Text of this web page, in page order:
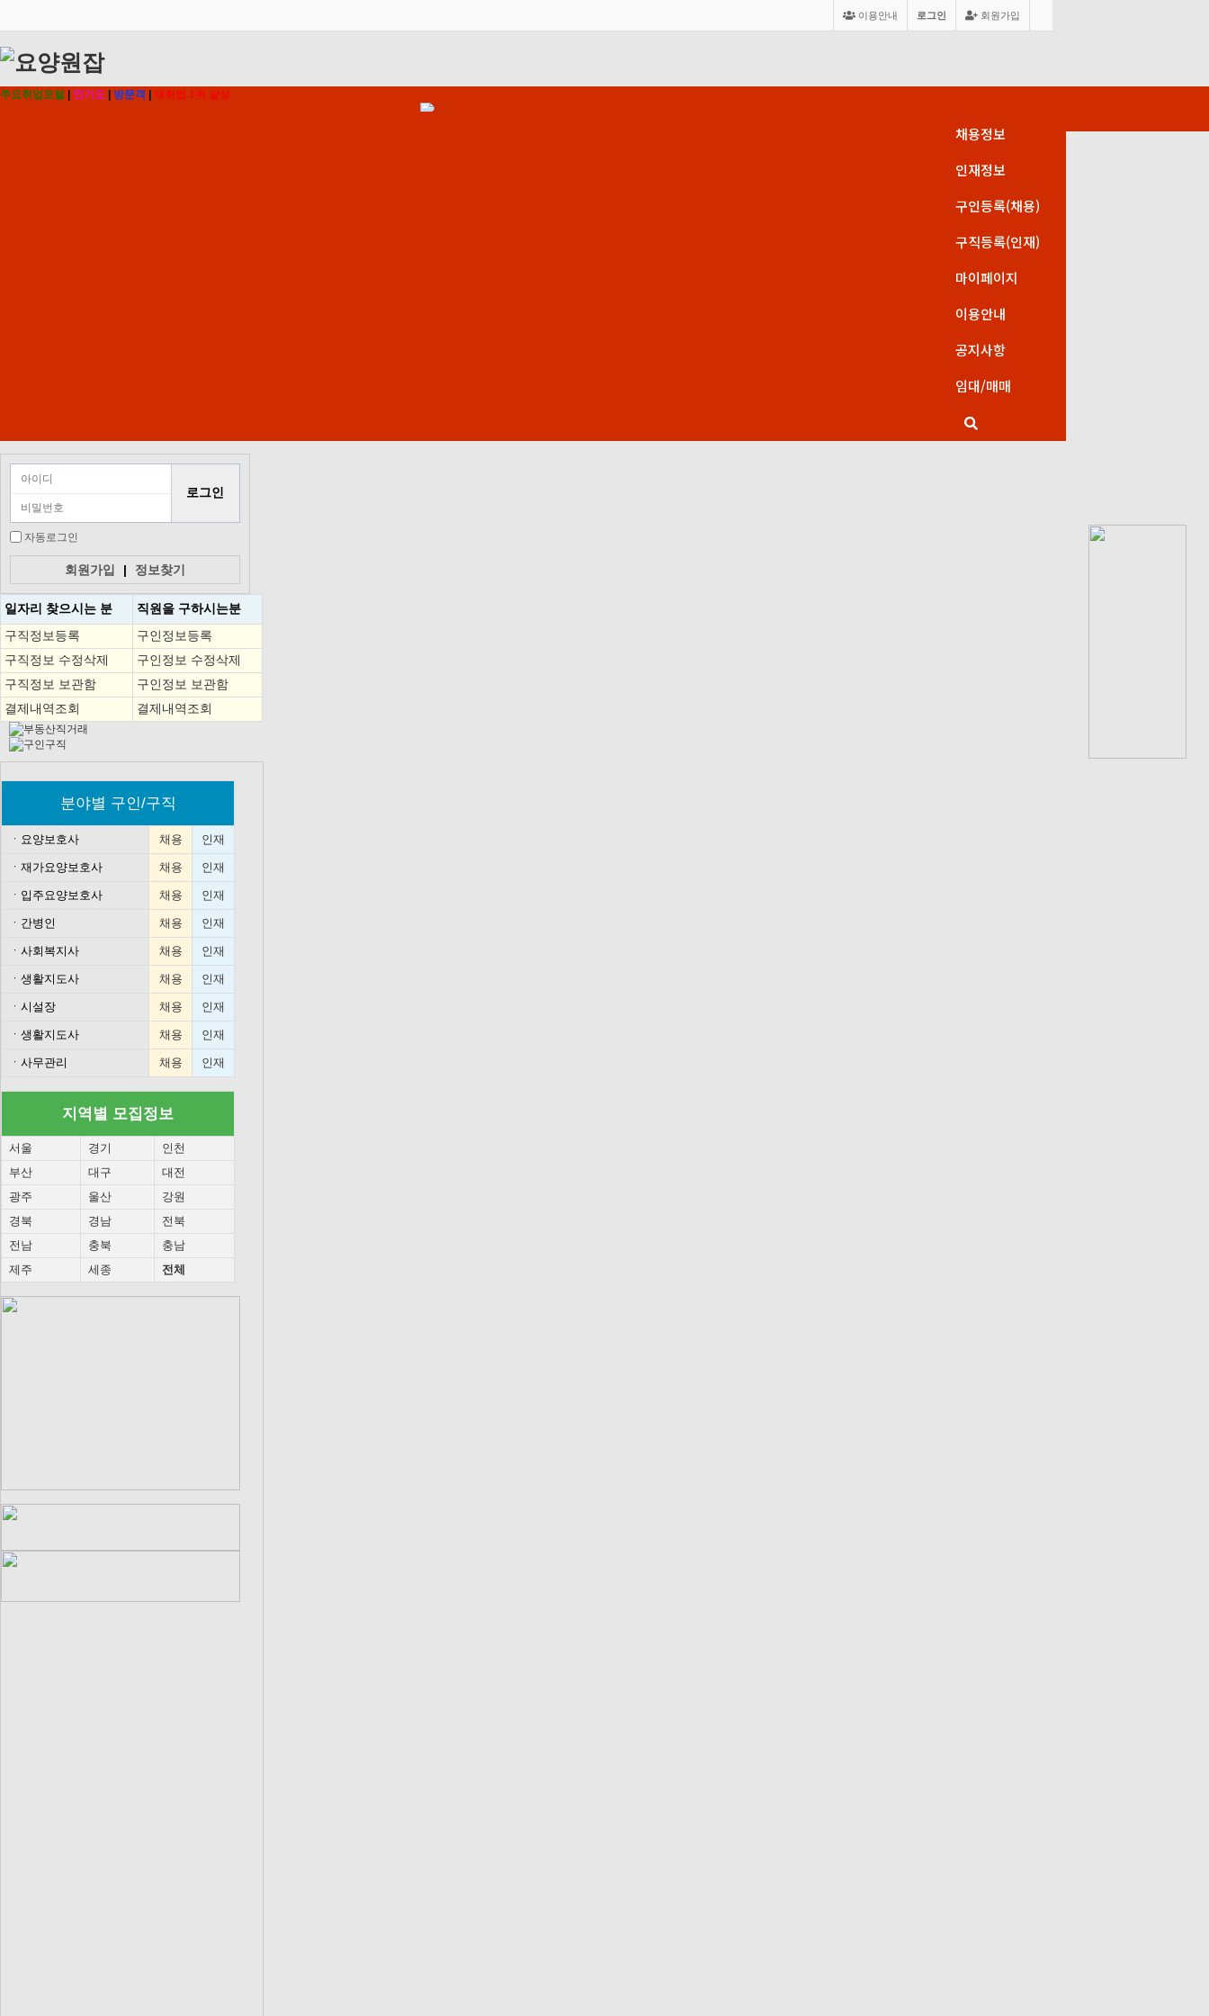
회원가입
로그인
이용안내
주요취업포털 | 인기도 | 방문객 | 재취업 1위 달성
채용정보
인재정보
구인등록(채용)
구직등록(인재)
마이페이지
이용안내
공지사항
임대/매매
자동로그인
회원가입 | 정보찾기
일자리 찾으시는 분 직원을 구하시는분
구직정보등록
구인정보등록
구직정보 수정삭제
구인정보 수정삭제
구직정보 보관함
구인정보 보관함
결제내역조회
결제내역조회
분야별 구인/구직
ㆍ 요양보호사 채용 인재
ㆍ 재가요양보호사 채용 인재
ㆍ 입주요양보호사 채용 인재
ㆍ 간병인 채용 인재
ㆍ 사회복지사 채용 인재
ㆍ 생활지도사 채용 인재
ㆍ 시설장 채용 인재
ㆍ 생활지도사 채용 인재
ㆍ 사무관리 채용 인재
지역별 모집정보
서울 경기
인천
부산
대구
대전
광주
울산
강원
경북
경남
전북
전남
충북
충남
제주
세종 전체